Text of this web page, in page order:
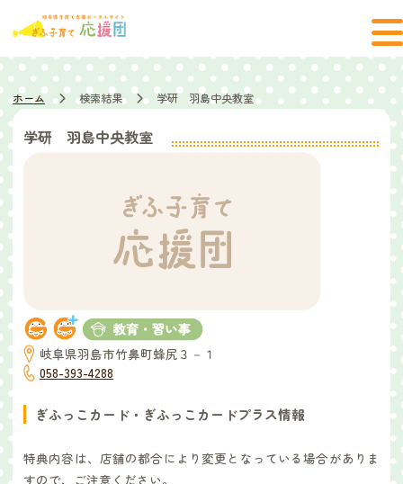
ホーム 検索結果 学研 羽島中央教室
学研 羽島中央教室
岐阜県羽島市竹鼻町蜂尻３－１
058-393-4288
ぎふっこカード・ぎふっこカードプラス情報
特典内容は、店舗の都合により変更となっている場合がありま
すので、ご注意ください。